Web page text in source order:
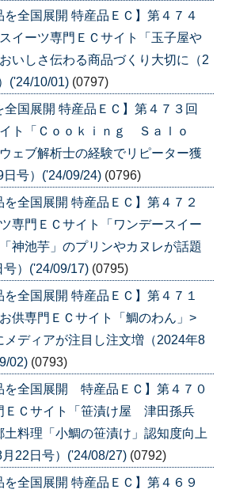
を全国展開 特産品ＥＣ】第４７４
イーツ専門ＥＣサイト「玉子屋や
いしさ伝わる商品づくり大切に（2
('24/10/01) (0797)
全国展開 特産品ＥＣ】第４７３回
ト「Ｃｏｏｋｉｎｇ Ｓａｌｏ
ブ解析士の経験でリピーター獲
号）('24/09/24) (0796)
を全国展開 特産品ＥＣ】第４７２
専門ＥＣサイト「ワンデースイー
神池芋」のプリンやカヌレが話題
号）('24/09/17) (0795)
を全国展開 特産品ＥＣ】第４７１
供専門ＥＣサイト「鯛のわん」>
メディアが注目し注文増（2024年8
02) (0793)
を全国展開 特産品ＥＣ】第４７０
Ｃサイト「笹漬け屋 津田孫兵
料理「小鯛の笹漬け」認知度向上
22日号）('24/08/27) (0792)
を全国展開 特産品ＥＣ】第４６９